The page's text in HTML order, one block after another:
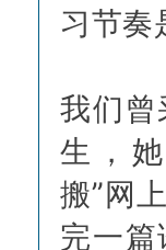
习节奏
我们
生，
搬”网
完一